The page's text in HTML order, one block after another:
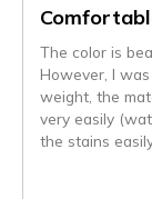
les
The color is
However, I
weight, the
very easily
the stains